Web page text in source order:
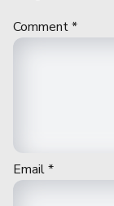
Comment*
Email*